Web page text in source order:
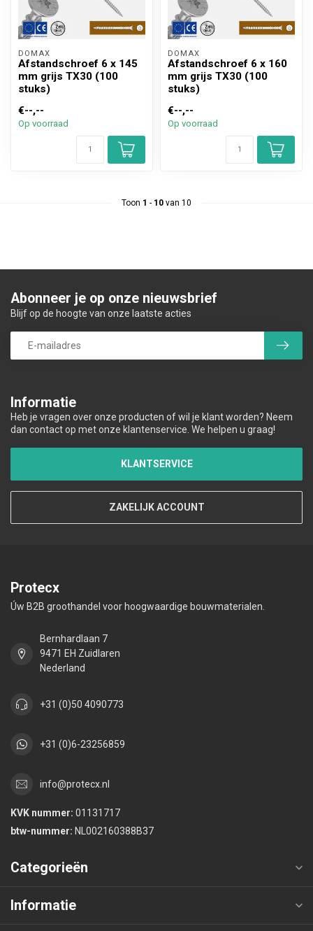
DOMAX
Afstandschroef 6 x 145
mm grijs TX30 (100
stuks)
€--,--
Op voorraad
DOMAX
Afstandschroef 6 x 160
mm grijs TX30 (100
stuks)
€--,--
Op voorraad
Toon 1 - 10 van 10
Informatie
Heb je vragen over onze producten of wil je klant worden? Neem
dan contact op met onze klantenservice. We helpen u graag!
KLANTSERVICE
ZAKELIJK ACCOUNT
Abonneer je op onze nieuwsbrief
Blijf op de hoogte van onze laatste acties
Protecx
Úw B2B groothandel voor hoogwaardige bouwmaterialen.
Bernhardlaan 7
9471 EH Zuidlaren
Nederland
+31 (0)50 4090773
+31 (0)6-23256859
info@protecx.nl
KVK nummer: 01131717
btw-nummer: NL002160388B37
Categorieën
Informatie